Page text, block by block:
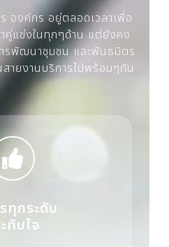
องค์กร อยู่ตลอดเวลาเพื่อ
คู่แข่งในทุกๆด้าน แต่ยังคง
รพัฒนาชุมชน และพันธมิตร
ายงานบริการไปพร้อมๆกัน
ทุกระดับ
ทับใจ